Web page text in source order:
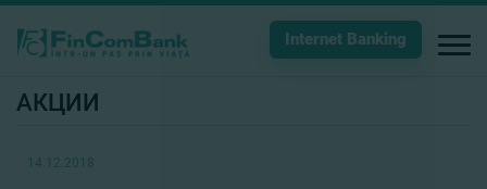
Internet Banking
АКЦИИ
14.12.2018